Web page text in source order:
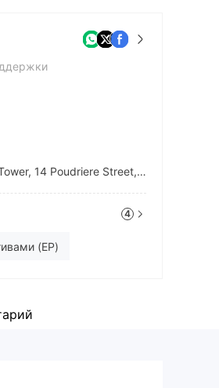
Suite 102, 1st Floor, Sterling Tower, 14 Poudriere Street, Port-Louis, Mauritius
4
(EP)